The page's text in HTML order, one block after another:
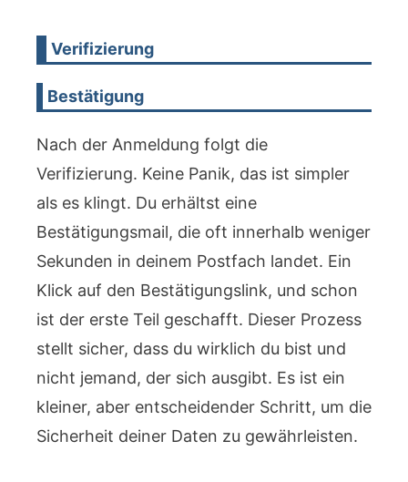
Verifizierung
Bestätigung
Nach der Anmeldung folgt die
Verifizierung. Keine Panik, das ist simpler
als es klingt. Du erhältst eine
Bestätigungsmail, die oft innerhalb weniger
Sekunden in deinem Postfach landet. Ein
Klick auf den Bestätigungslink, und schon
ist der erste Teil geschafft. Dieser Prozess
stellt sicher, dass du wirklich du bist und
nicht jemand, der sich ausgibt. Es ist ein
kleiner, aber entscheidender Schritt, um die
Sicherheit deiner Daten zu gewährleisten.